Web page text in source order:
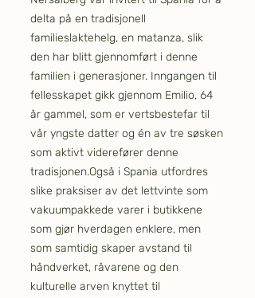
delta på en tradisjonell
familieslaktehelg, en matanza, slik
den har blitt gjennomført i denne
familien i generasjoner. Inngangen til
fellesskapet gikk gjennom Emilio, 64
år gammel, som er vertsbestefar til
vår yngste datter og én av tre søsken
som aktivt viderefører denne
tradisjonen.Også i Spania utfordres
slike praksiser av det lettvinte som
vakuumpakkede varer i butikkene
som gjør hverdagen enklere, men
som samtidig skaper avstand til
håndverket, råvarene og den
kulturelle arven knyttet til